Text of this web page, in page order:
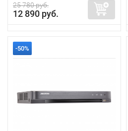
25 780 руб.
12 890 руб.
-50%